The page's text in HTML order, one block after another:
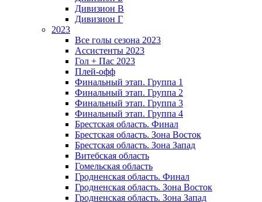
Дивизион В
Дивизион Г
2023
Все голы сезона 2023
Ассистенты 2023
Гол + Пас 2023
Плей-офф
Финальный этап. Группа 1
Финальный этап. Группа 2
Финальный этап. Группа 3
Финальный этап. Группа 4
Брестская область. Финал
Брестская область. Зона Восток
Брестская область. Зона Запад
Витебская область
Гомельская область
Гродненская область. Финал
Гродненская область. Зона Восток
Гродненская область. Зона Запад